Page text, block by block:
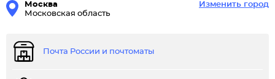
Москва
Московская область
Изменить город
Почта России и почтоматы